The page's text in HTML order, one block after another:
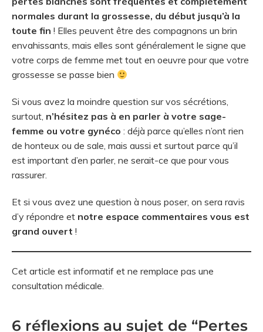
normales durant la grossesse, du début jusqu’à la
toute fin ! Elles peuvent être des compagnons un brin
envahissants, mais elles sont généralement le signe que
votre corps de femme met tout en oeuvre pour que votre
grossesse se passe bien
Si vous avez la moindre question sur vos sécrétions,
surtout, n’hésitez pas à en parler à votre sage-
femme ou votre gynéco : déjà parce qu’elles n’ont rien
de honteux ou de sale, mais aussi et surtout parce qu’il
est important d’en parler, ne serait-ce que pour vous
rassurer.
Et si vous avez une question à nous poser, on sera ravis
d’y répondre et notre espace commentaires vous est
grand ouvert !
Cet article est informatif et ne remplace pas une
consultation médicale.
6 réflexions au sujet de “Pertes